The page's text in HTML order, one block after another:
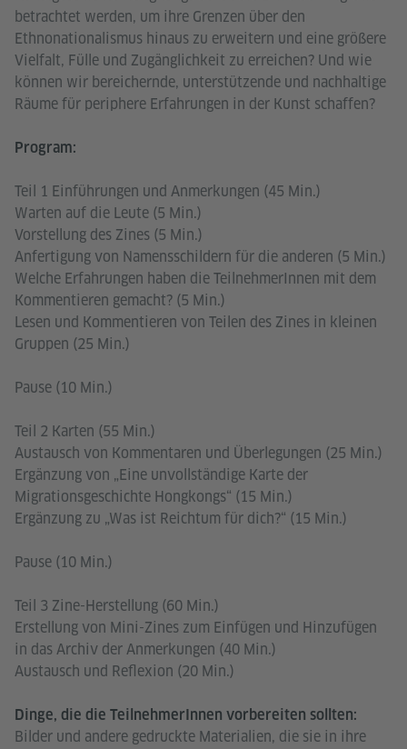
betrachtet werden, um ihre Grenzen über den
Ethnonationalismus hinaus zu erweitern und eine größere
Vielfalt, Fülle und Zugänglichkeit zu erreichen? Und wie
können wir bereichernde, unterstützende und nachhaltige
Räume für periphere Erfahrungen in der Kunst schaffen?
Program:
Teil 1 Einführungen und Anmerkungen (45 Min.)
Warten auf die Leute (5 Min.)
Vorstellung des Zines (5 Min.)
Anfertigung von Namensschildern für die anderen (5 Min.)
Welche Erfahrungen haben die TeilnehmerInnen mit dem
Kommentieren gemacht? (5 Min.)
Lesen und Kommentieren von Teilen des Zines in kleinen
Gruppen (25 Min.)
Pause (10 Min.)
Teil 2 Karten (55 Min.)
Austausch von Kommentaren und Überlegungen (25 Min.)
Ergänzung von „Eine unvollständige Karte der
Migrationsgeschichte Hongkongs“ (15 Min.)
Ergänzung zu „Was ist Reichtum für dich?“ (15 Min.)
Pause (10 Min.)
Teil 3 Zine-Herstellung (60 Min.)
Erstellung von Mini-Zines zum Einfügen und Hinzufügen
in das Archiv der Anmerkungen (40 Min.)
Austausch und Reflexion (20 Min.)
Dinge, die die TeilnehmerInnen vorbereiten sollten:
Bilder und andere gedruckte Materialien, die sie in ihre